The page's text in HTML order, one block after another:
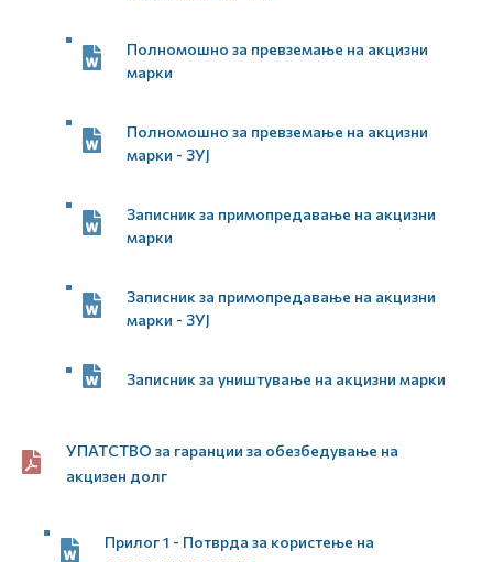
Полномошно за превземање на акцизни
марки
Полномошно за превземање на акцизни
марки - ЗУЈ
Записник за примопредавање на акцизни
марки
Записник за примопредавање на акцизни
марки - ЗУЈ
Записник за уништување на акцизни марки
УПАТСТВО за гаранции за обезбедување на
акцизен долг
Прилог 1 - Потврда за користење на